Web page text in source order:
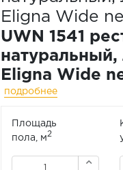
Eligna Wide
UWN 1541
Eligna Wide
подробнее
Площадь
пола, м2